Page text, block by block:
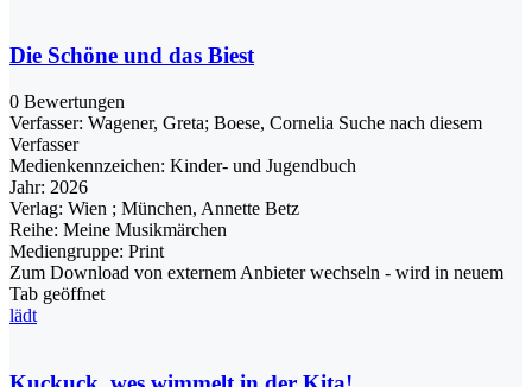
Die Schöne und das Biest
0 Bewertungen
Verfasser: Wagener, Greta; Boese, Cornelia Suche nach diesem
Verfasser
Medienkennzeichen: Kinder- und Jugendbuch
Jahr: 2026
Verlag: Wien ; München, Annette Betz
Reihe: Meine Musikmärchen
Mediengruppe: Print
Zum Download von externem Anbieter wechseln - wird in neuem
Tab geöffnet
lädt